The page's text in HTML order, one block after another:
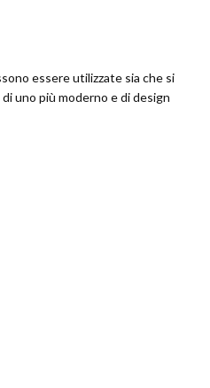
essere utilizzate sia che si
uno più moderno e di design